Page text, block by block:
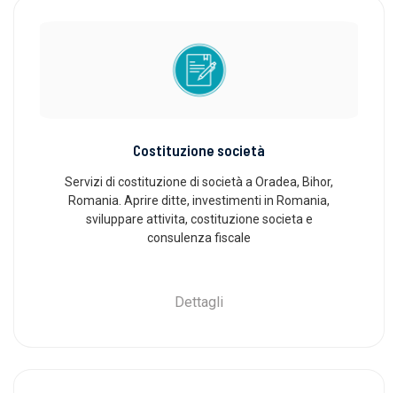
Costituzione società
Servizi di costituzione di società a Oradea, Bihor,
Romania. Aprire ditte, investimenti in Romania,
sviluppare attivita, costituzione societa e
consulenza fiscale
Dettagli